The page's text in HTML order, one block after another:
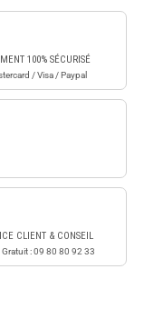
100% SÉCURISÉ
/ Visa / Paypal
CLIENT & CONSEIL
: 09 80 80 92 33